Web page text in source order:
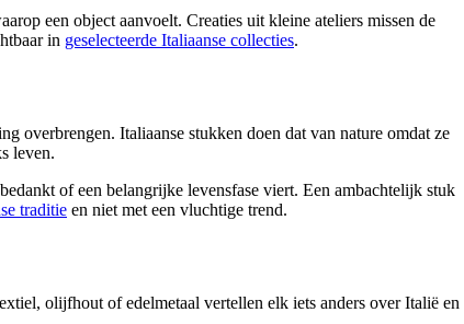
een object aanvoelt. Creaties uit kleine ateliers missen de
in geselecteerde Italiaanse collecties.
overbrengen. Italiaanse stukken doen dat van nature omdat ze
leven.
of een belangrijke levensfase viert. Een ambachtelijk stuk
traditie en niet met een vluchtige trend.
olijfhout of edelmetaal vertellen elk iets anders over Italië en